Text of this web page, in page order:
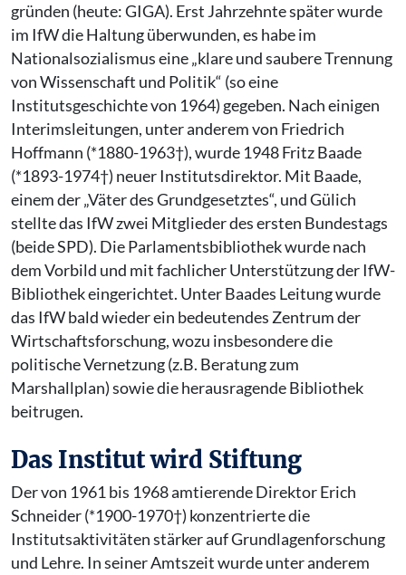
gründen (heute: GIGA). Erst Jahrzehnte später wurde
im IfW die Haltung überwunden, es habe im
Nationalsozialismus eine „klare und saubere Trennung
von Wissenschaft und Politik“ (so eine
Institutsgeschichte von 1964) gegeben. Nach einigen
Interimsleitungen, unter anderem von Friedrich
Hoffmann (*1880-1963†), wurde 1948 Fritz Baade
(*1893-1974†) neuer Institutsdirektor. Mit Baade,
einem der „Väter des Grundgesetztes“, und Gülich
stellte das IfW zwei Mitglieder des ersten Bundestags
(beide SPD). Die Parlamentsbibliothek wurde nach
dem Vorbild und mit fachlicher Unterstützung der IfW-
Bibliothek eingerichtet. Unter Baades Leitung wurde
das IfW bald wieder ein bedeutendes Zentrum der
Wirtschaftsforschung, wozu insbesondere die
politische Vernetzung (z.B. Beratung zum
Marshallplan) sowie die herausragende Bibliothek
beitrugen.
Das Institut wird Stiftung
Der von 1961 bis 1968 amtierende Direktor Erich
Schneider (*1900-1970†) konzentrierte die
Institutsaktivitäten stärker auf Grundlagenforschung
und Lehre. In seiner Amtszeit wurde unter anderem